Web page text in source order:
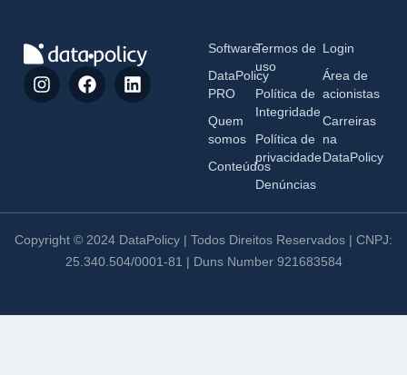
Software
DataPolicy
PRO
Quem
somos
Conteúdos
Termos de
uso
Política de
Integridade
Política de
privacidade
Denúncias
Login
Área de
acionistas
Carreiras
na
DataPolicy
Copyright © 2024 DataPolicy | Todos Direitos Reservados | CNPJ:
25.340.504/0001-81 | Duns Number 921683584